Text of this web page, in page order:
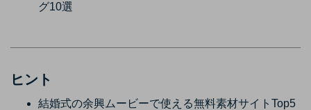
グ10選
ヒント
結婚式の余興ムービーで使える無料素材サイトTop5